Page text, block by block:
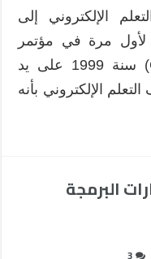
مغلقة
الإلكتروني إلى
لأول مرة في مؤتمر
العلاج السلوكي المعرفي (CBT) سنة 1999 على يد
الإلكتروني بأنه
البرمجة
3